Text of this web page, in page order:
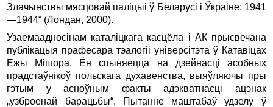
Злачынствы мясцовай паліцыі ў Беларусі і Ўкраіне: 1941
—1944“ (Лондан, 2000).
Узаемаадносінам каталіцкага касцёла і АК прысвечана
публікацыя прафесара тэалогіі універсітэта ў Катавіцах
Ежы Мішора. Ён спыняецца на дзейнасці асобных
прадстаўнікоў польскага духавенства, выяўляючы пры
гэтым у асноўным факты адэкватнасці ацэнак
„узброенай барацьбы“. Пытанне маштабаў удзелу ў